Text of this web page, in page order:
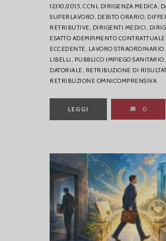
12310/2015, CCNL DIRIGENZA MEDICA,
SUPERLAVORO, DEBITO ORARIO,
RETRIBUTIVE, DIRIGENTI MEDICI,
ESATTO ADEMPIMENTO CONTRATTUALE,
ECCEDENTE, LAVORO STRAORDINARIO
LIBELLI, PUBBLICO IMPIEGO SANITARIO,
DATORIALE, RETRIBUZIONE DI
RETRIBUZIONE OMNICOMPRENSIVA
LEGGI 0